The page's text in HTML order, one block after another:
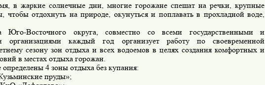
в жаркие солнечные дни, многие горожане спешат на речки, крупные
чтобы отдохнуть на природе, окунуться и поплавать в прохладной воде,
Восточного округа, совместно со всеми государственными и
организациями каждый год организует работу по своевременной
сезону зон отдыха и всех водоемов в целях создания комфортных и
в местах отдыха горожан.
определены 4 зоны отдыха без купания:
пруды»;